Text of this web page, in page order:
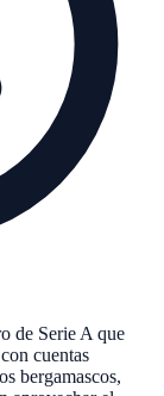
de Serie A que
cuentas
bergamascos,